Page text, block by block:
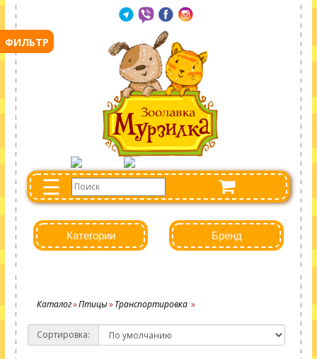
☰
Категории Бренд
Каталог Птицы Транспортировка
Сортировка: